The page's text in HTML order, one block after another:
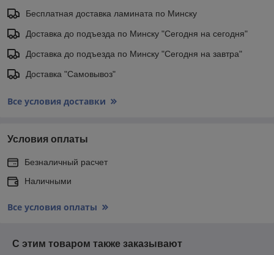
Бесплатная доставка ламината по Минску
Доставка до подъезда по Минску "Сегодня на сегодня"
Доставка до подъезда по Минску "Сегодня на завтра"
Доставка "Самовывоз"
Все условия доставки
Условия оплаты
Безналичный расчет
Наличными
Все условия оплаты
С этим товаром также заказывают